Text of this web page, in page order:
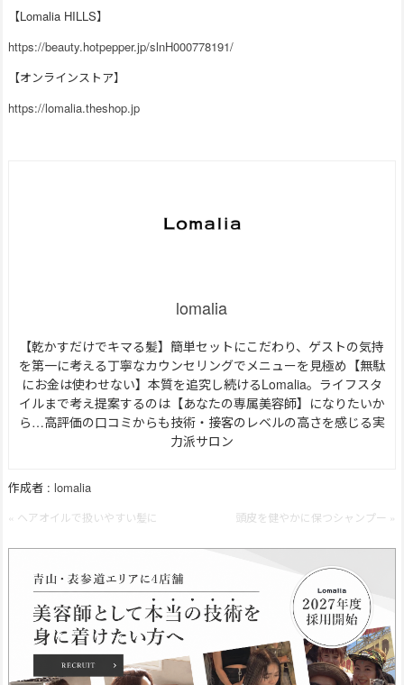
【Lomalia HILLS】
https://beauty.hotpepper.jp/slnH000778191/
【オンラインストア】
https://lomalia.theshop.jp
lomalia
【乾かすだけでキマる髪】簡単セットにこだわり、ゲストの気持
を第一に考える丁寧なカウンセリングでメニューを見極め【無駄
にお金は使わせない】本質を追究し続けるLomalia。ライフスタ
イルまで考え提案するのは【あなたの専属美容師】になりたいか
ら…高評価の口コミからも技術・接客のレベルの高さを感じる実
力派サロン
作成者 : lomalia
« ヘアオイルで扱いやすい髪に 頭皮を健やかに保つシャンプー »